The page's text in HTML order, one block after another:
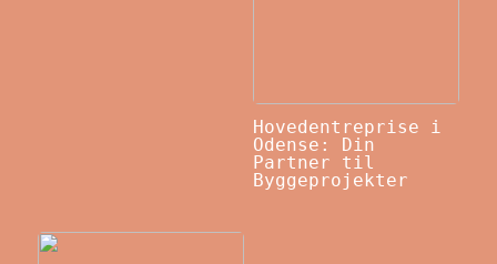
Hovedentreprise i
Odense: Din
Partner til
Byggeprojekter